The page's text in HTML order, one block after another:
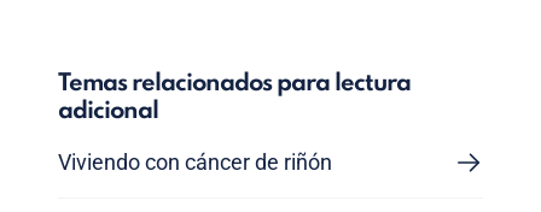
Temas relacionados para lectura
adicional
Viviendo con cáncer de riñón